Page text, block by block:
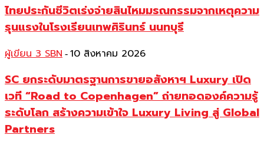
ไทยประกันชีวิตเร่งจ่ายสินไหมมรณกรรมจากเหตุความ
รุนแรงในโรงเรียนเทพศิรินทร์ นนทบุรี
ผู้เขียน 3 SBN - 10 สิงหาคม 2026
SC ยกระดับมาตรฐานการขายอสังหาฯ Luxury เปิด
เวที “Road to Copenhagen” ถ่ายทอดองค์ความรู้
ระดับโลก สร้างความเข้าใจ Luxury Living สู่ Global
Partners